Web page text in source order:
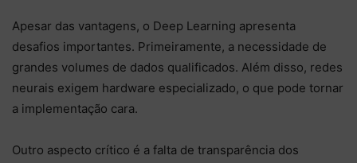
Apesar das vantagens, o Deep Learning apresenta
desafios importantes. Primeiramente, a necessidade de
grandes volumes de dados qualificados. Além disso, redes
neurais exigem hardware especializado, o que pode tornar
a implementação cara.
Outro aspecto crítico é a falta de transparência dos